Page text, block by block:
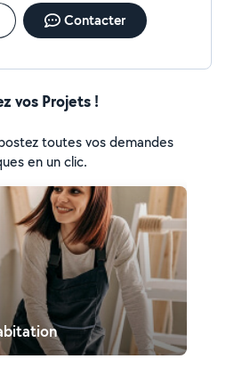
Contacter
vos Projets !
toutes vos demandes
en un clic.